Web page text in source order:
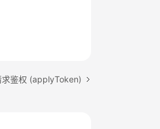
鉴权 (applyToken)